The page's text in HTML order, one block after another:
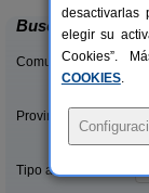
Buscar
Comunidades:
Provincias/Islas:
Tipo alquiler:
desactivarlas
elegir su
Cookies”.
COOKIES.